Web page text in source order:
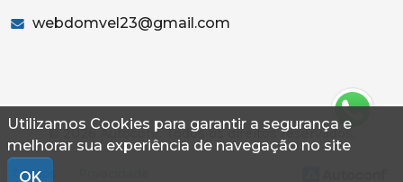
Utilizamos Cookies para garantir a segurança e
melhorar sua experiência de navegação no site
OK
webdomvel23@gmail.com
© 2026 Autoconf. Todos os direitos reservados.
Termos